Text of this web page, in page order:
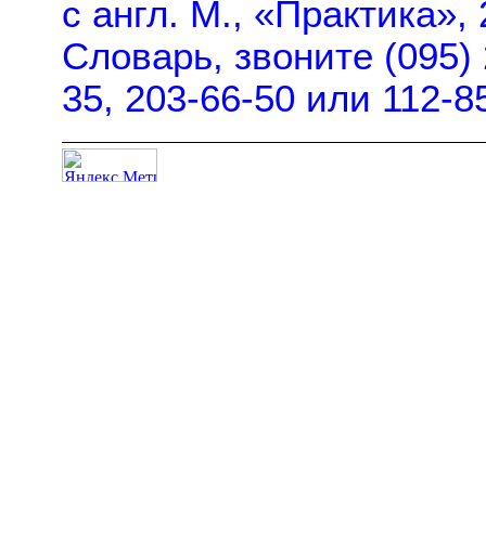
с англ. М.,
Словарь, звоните
35, 203-66-50 или 112-